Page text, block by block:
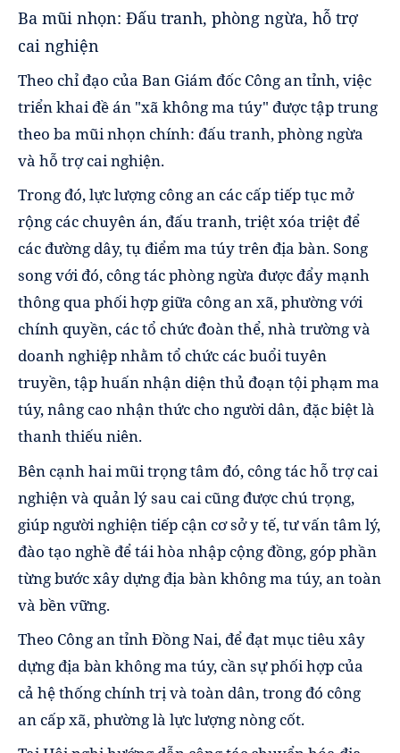
Ba mũi nhọn: Đấu tranh, phòng ngừa, hỗ trợ
cai nghiện
Theo chỉ đạo của Ban Giám đốc Công an tỉnh, việc
triển khai đề án "xã không ma túy" được tập trung
theo ba mũi nhọn chính: đấu tranh, phòng ngừa
và hỗ trợ cai nghiện.
Trong đó, lực lượng công an các cấp tiếp tục mở
rộng các chuyên án, đấu tranh, triệt xóa triệt để
các đường dây, tụ điểm ma túy trên địa bàn. Song
song với đó, công tác phòng ngừa được đẩy mạnh
thông qua phối hợp giữa công an xã, phường với
chính quyền, các tổ chức đoàn thể, nhà trường và
doanh nghiệp nhằm tổ chức các buổi tuyên
truyền, tập huấn nhận diện thủ đoạn tội phạm ma
túy, nâng cao nhận thức cho người dân, đặc biệt là
thanh thiếu niên.
Bên cạnh hai mũi trọng tâm đó, công tác hỗ trợ cai
nghiện và quản lý sau cai cũng được chú trọng,
giúp người nghiện tiếp cận cơ sở y tế, tư vấn tâm lý,
đào tạo nghề để tái hòa nhập cộng đồng, góp phần
từng bước xây dựng địa bàn không ma túy, an toàn
và bền vững.
Theo Công an tỉnh Đồng Nai, để đạt mục tiêu xây
dựng địa bàn không ma túy, cần sự phối hợp của
cả hệ thống chính trị và toàn dân, trong đó công
an cấp xã, phường là lực lượng nòng cốt.